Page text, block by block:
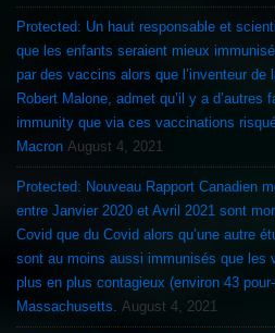
Protected: Un haut responsable et
que les enfants seraient mieux
par des vaccins alors que l’inventeur de la
Robert Malone, admet qu’il y a d’autres
immunity que via ces vaccinations
Macron August 4, 2021
Protected: Nouveau Rapport Canadien
entre Janvier 2020 et Avril 2021 sont
Covid que du Covid alors qu’une autre
sont au moins aussi immunisés que les
plus en plus contagieux (environ 43
Massachusetts.
August 4, 2021